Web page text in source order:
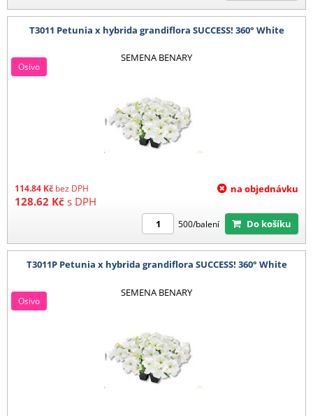
T3011 Petunia x hybrida grandiflora SUCCESS! 360° White
SEMENA BENARY
114.84 Kč bez DPH
128.62 Kč s DPH
Osivo
na objednávku
500/balení Do košíku
T3011P Petunia x hybrida grandiflora SUCCESS! 360° White
SEMENA BENARY
Osivo